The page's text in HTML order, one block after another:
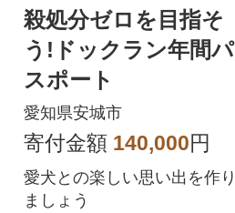
殺処分ゼロを目指そ
う!ドックラン年間パ
スポート
愛知県安城市
寄付金額 140,000円
愛犬との楽しい思い出を作り
ましょう